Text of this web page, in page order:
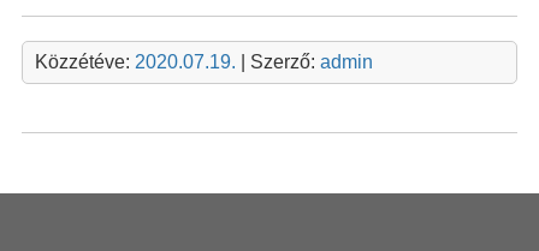
Közzétéve: 2020.07.19. | Szerző: admin